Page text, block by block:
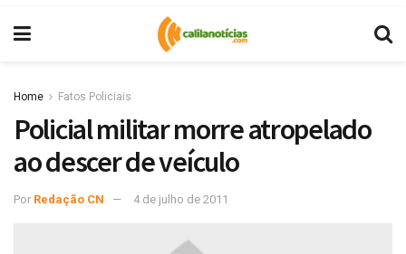
Home Fatos Policiais
Policial militar morre atropelado
ao descer de veículo
Por Redação CN 4 de julho de 2011